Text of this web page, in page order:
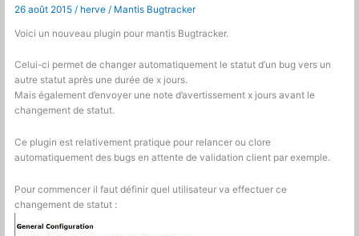
plugins
26 août 2015 / herve / Mantis Bugtracker
Voici un nouveau plugin pour mantis Bugtracker.
Celui-ci permet de changer automatiquement le statut d’un bug vers un
autre statut après une durée de x jours.
Mais également d’envoyer une note d’avertissement x jours avant le
changement de statut.
Ce plugin est relativement pratique pour relancer ou clore
automatiquement des bugs en attente de validation client par exemple.
Pour commencer il faut définir quel utilisateur va effectuer ce
changement de statut :